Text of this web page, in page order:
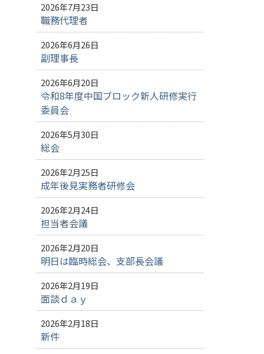
2026年7月23日
職務代理者
2026年6月26日
副理事長
2026年6月20日
令和8年度中国ブロック新人研修実行
委員会
2026年5月30日
総会
2026年2月25日
成年後見実務者研修会
2026年2月24日
担当者会議
2026年2月20日
明日は臨時総会、支部長会議
2026年2月19日
面談ｄａｙ
2026年2月18日
新件